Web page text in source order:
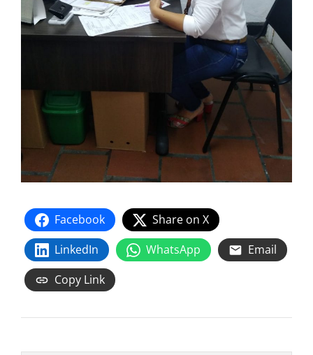
Facebook
Share on X
LinkedIn
WhatsApp
Email
Copy Link